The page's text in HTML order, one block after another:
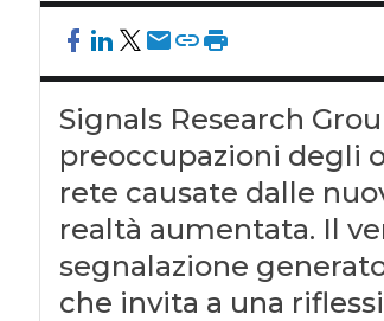
Signals Research
preoccupazioni degli
rete causate dalle
realtà aumentata. Il
segnalazione
che invita a una